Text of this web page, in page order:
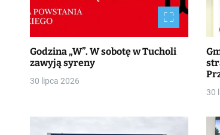
Godzina „W”. W sobotę w Tucholi
zawyją syreny
30 lipca 2026
30